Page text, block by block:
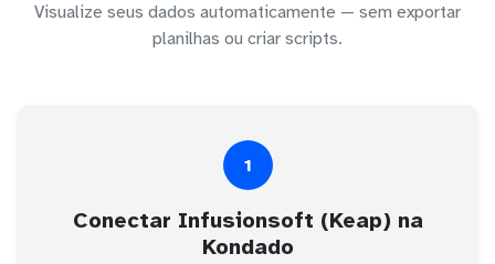
Visualize seus dados automaticamente — sem exportar
planilhas ou criar scripts.
1
Conectar Infusionsoft (Keap) na
Kondado